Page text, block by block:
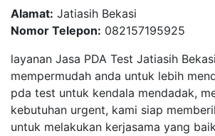
Alamat: Jatiasih Bekasi
Nomor Telepon: 082157195925
layanan Jasa PDA Test Jatiasih
mempermudah anda untuk lebih
pda test untuk kendala mendadak,
kebutuhan urgent, kami siap
untuk melakukan kerjasama yang